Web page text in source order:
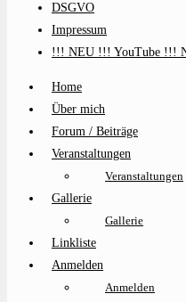
DSGVO
Impressum
!!! NEU !!! YouTube !!!
Home
Über mich
Forum / Beiträge
Veranstaltungen
Veranstaltungen
Gallerie
Gallerie
Linkliste
Anmelden
Anmelden